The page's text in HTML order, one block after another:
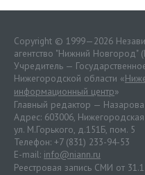
Copyright © 1999—2026
агентство "Нижний
Учредитель —
Нижегородской области «
информационный центр»
Главный редактор —
Адрес: 603006,
ул. М.Горького, д.151Б, пом. 5
Телефон: +7 (831) 233-94-53
E-mail: info@niann.ru
Реестровая запись СМИ от